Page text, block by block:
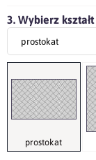
3. Wybierz
prostokat